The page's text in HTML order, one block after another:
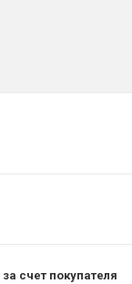
за счет покупателя